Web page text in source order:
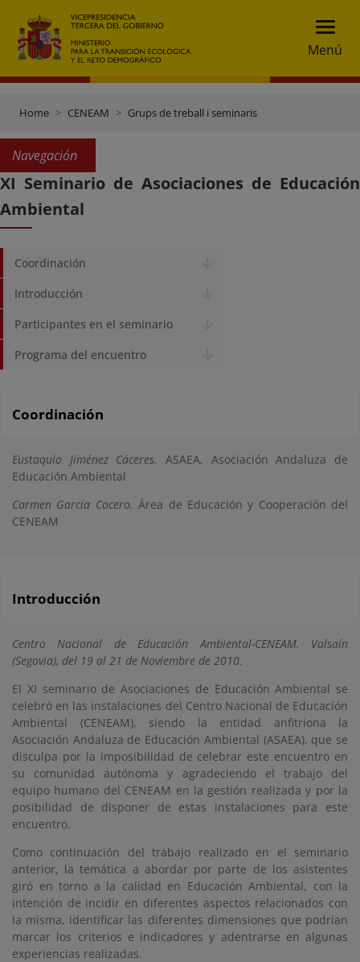
Menú
Home CENEAM Grups de treball i seminaris
Navegación
XI Seminario de Asociaciones de Educación
Ambiental
Coordinación
Introducción
Participantes en el seminario
Programa del encuentro
Coordinación
Eustaquio Jiménez Cáceres.
ASAEA, Asociación Andaluza de
Educación Ambiental
Carmen García Cocero. Área de Educación y Cooperación del
CENEAM
Introducción
Centro Nacional de Educación Ambiental-CENEAM. Valsaín
(Segovia), del 19 al 21 de Noviembre de 2010.
El XI seminario de Asociaciones de Educación Ambiental se
celebró en las instalaciones del Centro Nacional de Educación
Ambiental (CENEAM), siendo la entidad anfitriona la
Asociación Andaluza de Educación Ambiental (ASAEA), que se
disculpa por la imposibilidad de celebrar este encuentro en
su comunidad autónoma y agradeciendo el trabajo del
equipo humano del CENEAM en la gestión realizada y por la
posibilidad de disponer de estas instalaciones para este
encuentro.
Como continuación del trabajo realizado en el seminario
anterior, la temática a abordar por parte de los asistentes
giró en torno a la calidad en Educación Ambiental, con la
intención de incidir en diferentes aspectos relacionados con
la misma, identificar las diferentes dimensiones que podrían
marcar los criterios e indicadores y adentrarse en algunas
experiencias realizadas.